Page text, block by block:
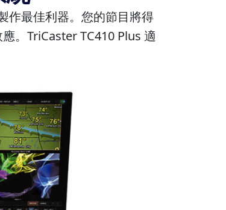
作最佳利器。您的節目將得
。TriCaster TC410 Plus 適